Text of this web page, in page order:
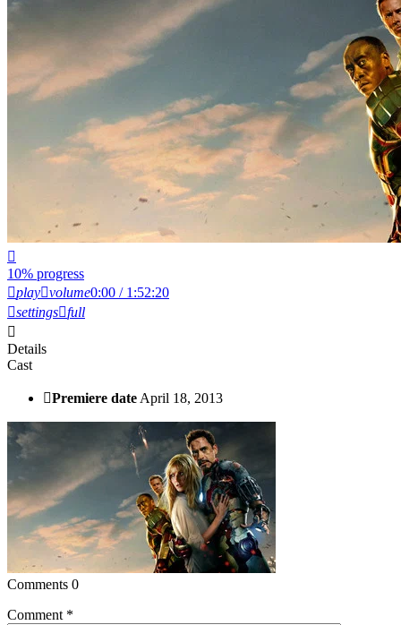
10% progress
play volume0:00 / 1:52:20
settings full
Details
Cast
Premiere date April 18, 2013
Comments 0
Comment *